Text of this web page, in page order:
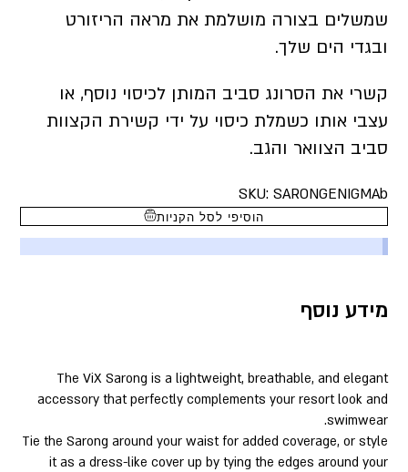
שמשלים בצורה מושלמת את מראה הריזורט
ובגדי הים שלך.
קשרי את הסרונג סביב המותן לכיסוי נוסף, או
עצבי אותו כשמלת כיסוי על ידי קשירת הקצוות
סביב הצוואר והגב.
SKU: SARONGENIGMAb
הוסיפי לסל הקניות
מידע נוסף
The ViX Sarong is a lightweight, breathable, and elegant
accessory that perfectly complements your resort look and
swimwear.
Tie the Sarong around your waist for added coverage, or style
it as a dress-like cover up by tying the edges around your